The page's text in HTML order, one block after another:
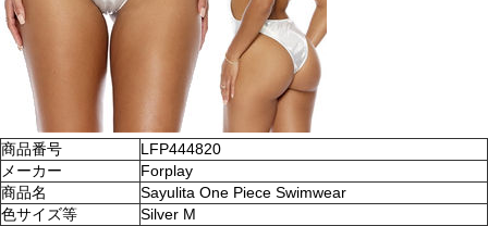
商品番号
LFP444820
メーカー
Forplay
商品名
Sayulita One Piece Swimwear
色サイズ等
Silver M